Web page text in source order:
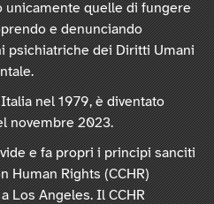
unicamente quelle di fungere
e denunciando
psichiatriche dei Diritti Umani
nel 1979, è diventato
novembre 2023.
e fa propri i principi sanciti
Human Rights (CCHR)
Los Angeles. Il CCHR